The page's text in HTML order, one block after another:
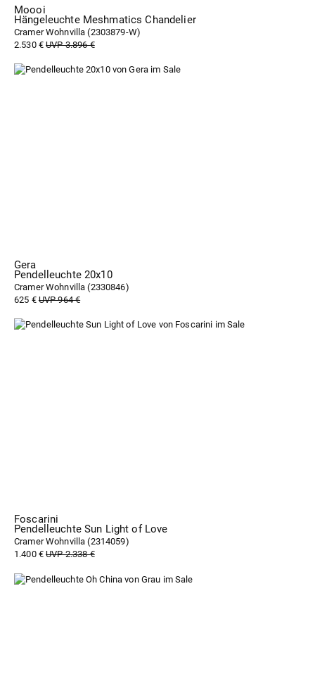
Moooi
Hängeleuchte Meshmatics Chandelier
Cramer Wohnvilla (2303879-W)
2.530 €UVP 3.896 €
Gera
Pendelleuchte 20x10
Cramer Wohnvilla (2330846)
625 €UVP 964 €
Foscarini
Pendelleuchte Sun Light of Love
Cramer Wohnvilla (2314059)
1.400 €UVP 2.338 €